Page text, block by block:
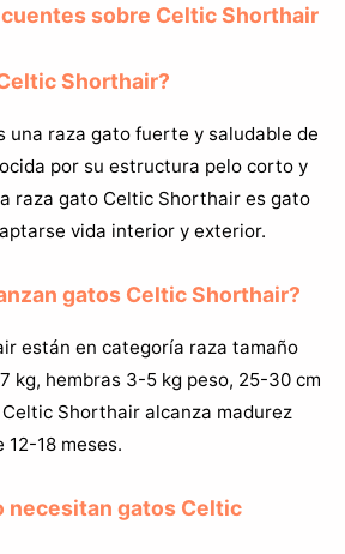
sobre Celtic Shorthair
Shorthair?
una raza gato fuerte y saludable de
por su estructura pelo corto y
raza gato Celtic Shorthair es gato
vida interior y exterior.
gatos Celtic Shorthair?
están en categoría raza tamaño
kg, hembras 3-5 kg peso, 25-30 cm
Shorthair alcanza madurez
18 meses.
necesitan gatos Celtic